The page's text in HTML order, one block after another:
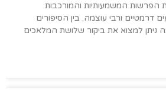
הפרשות המשמעותיות והמורכבות
דרמטיים ורבי עוצמה. בין הסיפורים
ניתן למצוא את ביקור שלושת המלאכים